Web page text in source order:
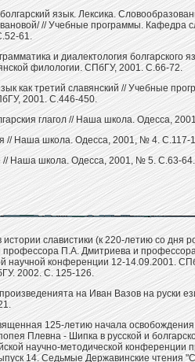
язык. Лексика.
// Учебные программы. Кафедра
61.
и диалектология болгарского
филологии. СПбГУ, 2001. С.66-72.
как третий славянский // Учебные
2001. С.446-450.
глагол // Наша школа. Одесса,
// Наша школа. Одесса, 2001, № 4. С.117-
Наша школа. Одесса, 2001, № 5. С.63-64.
истории славистики (к 220-летию со дня
профессора П.А. Дмитриева и
научной конференции 12-14.09.2001.
2002. С. 125-126.
на Иван Вазов на руски
125-летию начала освобождения
Плевна - Шипка в русской и
научно-методической конференции
14. Седьмые Державинские чтения